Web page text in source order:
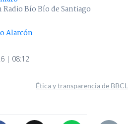
Radio Bío Bío de Santiago
Alarcón
| 08:12
Ética y transparencia de BBCL